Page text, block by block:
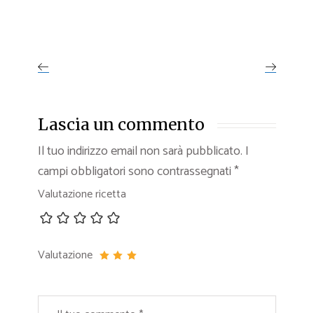
Lascia un commento
Il tuo indirizzo email non sarà pubblicato. I
campi obbligatori sono contrassegnati*
Valutazione ricetta
Valutazione